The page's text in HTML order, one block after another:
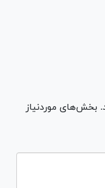
بخش‌های موردنیاز